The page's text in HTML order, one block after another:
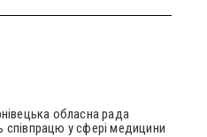
обласна рада
у сфері медицини